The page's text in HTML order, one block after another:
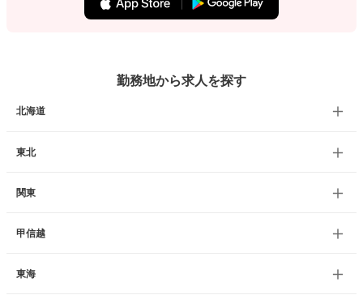
勤務地から求人を探す
北海道
東北
関東
甲信越
東海